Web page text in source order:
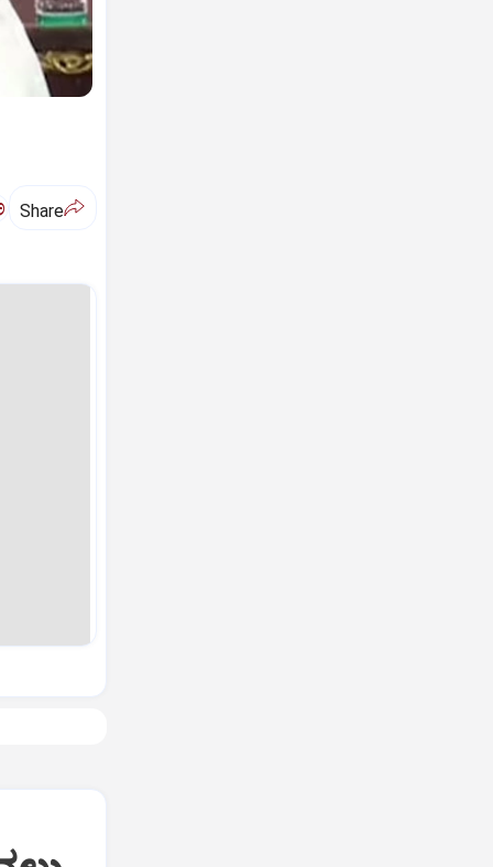
Share